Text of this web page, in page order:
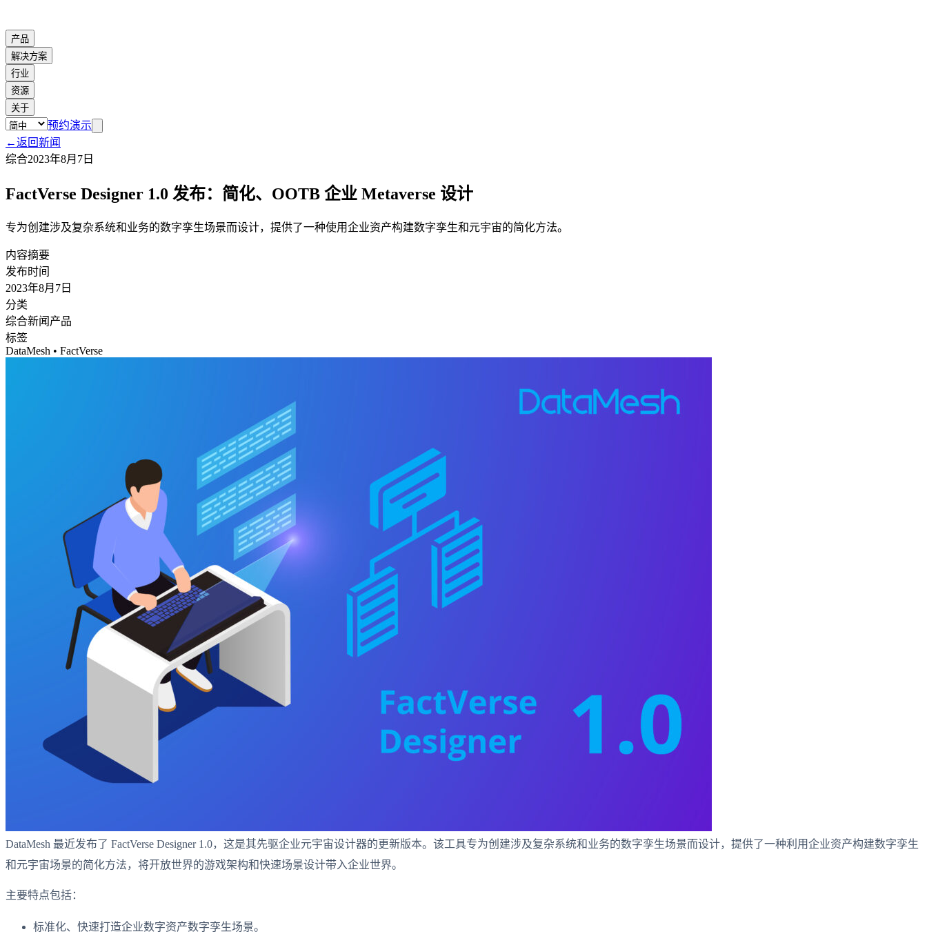
产品
解决方案
行业
资源
关于
预约演示
←返回新闻
综合2023年8月7日
FactVerse Designer 1.0 发布：简化、OOTB 企业 Metaverse 设计
专为创建涉及复杂系统和业务的数字孪生场景而设计，提供了一种使用企业资产构建数字孪生和元宇宙的简化方法。
内容摘要
发布时间
2023年8月7日
分类
综合新闻 产品
标签
DataMesh • FactVerse
DataMesh 最近发布了 FactVerse Designer 1.0，这是其先驱企业元宇宙设计器的更新版本。该工具专为创建涉及复杂系统和业务的数字孪生场景而设计，提供了一种利用企业资产构建数字孪生
和元宇宙场景的简化方法，将开放世界的游戏架构和快速场景设计带入企业世界。
主要特点包括：
标准化、快速打造企业数字资产数字孪生场景。